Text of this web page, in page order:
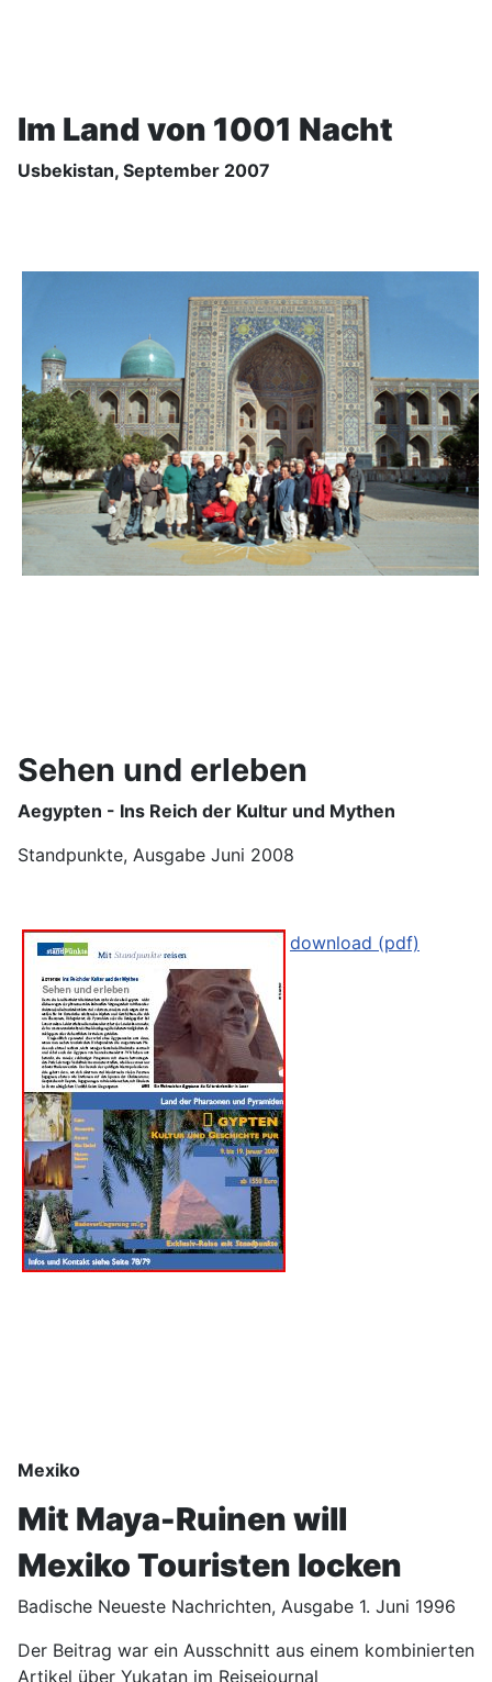
Im Land von 1001 Nacht
Usbekistan, September 2007
Sehen und erleben
Aegypten - Ins Reich der Kultur und Mythen
Standpunkte, Ausgabe Juni 2008
download (pdf)
Mexiko
Mit Maya-Ruinen will
Mexiko Touristen locken
Badische Neueste Nachrichten, Ausgabe 1. Juni 1996
Der Beitrag war ein Ausschnitt aus einem kombinierten
Artikel über Yukatan im Reisejournal